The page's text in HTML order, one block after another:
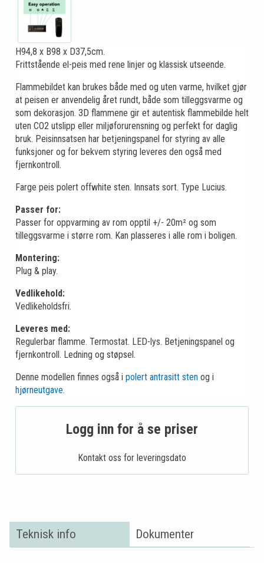
H94,8 x B98 x D37,5cm.
Frittstående el-peis med rene linjer og klassisk utseende.
Flammebildet kan brukes både med og uten varme, hvilket gjør
at peisen er anvendelig året rundt, både som tilleggsvarme og
som dekorasjon. 3D flammene gir et autentisk flammebilde helt
uten CO2 utslipp eller miljøforurensning og perfekt for daglig
bruk. Peisinnsatsen har betjeningspanel for styring av alle
funksjoner og for bekvem styring leveres den også med
fjernkontroll.
Farge peis polert offwhite sten. Innsats sort. Type Lucius.
Passer for:
Passer for oppvarming av rom opptil +/- 20m² og som
tilleggsvarme i større rom. Kan plasseres i alle rom i boligen.
Montering:
Plug & play.
Vedlikehold:
Vedlikeholdsfri.
Leveres med:
Regulerbar flamme. Termostat. LED-lys. Betjeningspanel og
fjernkontroll. Ledning og støpsel.
Denne modellen finnes også i polert antrasitt sten og i
hjørneutgave.
Logg inn for å se priser
Kontakt oss for leveringsdato
Teknisk info Dokumenter